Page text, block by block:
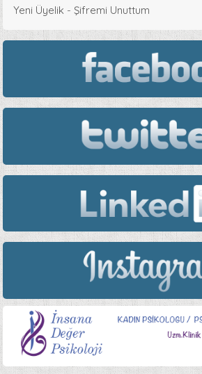
Yeni Üyelik -Şifremi Unuttum